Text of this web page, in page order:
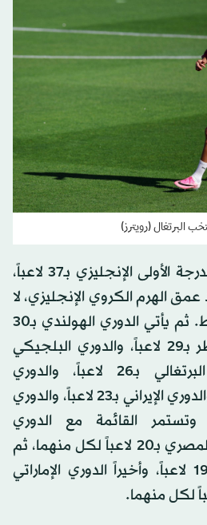
البرتغال (رويترز)
بعد ذلك يظهر دوري الدرجة الأولى الإنجليزي بـ37 لاعباً،
الهرم الكروي الإنجليزي، لا
قوة الدوري الممتاز فقط. ثم يأتي الدوري الهولندي بـ30
لاعباً، ودوري نجوم قطر بـ29 لاعباً، والدوري البلجيكي
بـ27 لاعباً، والدوري البرتغالي بـ26 لاعباً، والدوري
المكسيكي بـ25 لاعباً، والدوري الإيراني بـ23 لاعباً، والدوري
بـ22 لاعباً. وتستمر القائمة مع الدوري
الاسكوتلندي والدوري المصري بـ20 لاعباً لكل منهما، ثم
دوري جنوب أفريقيا بـ19 لاعباً، وأخيراً الدوري الإماراتي